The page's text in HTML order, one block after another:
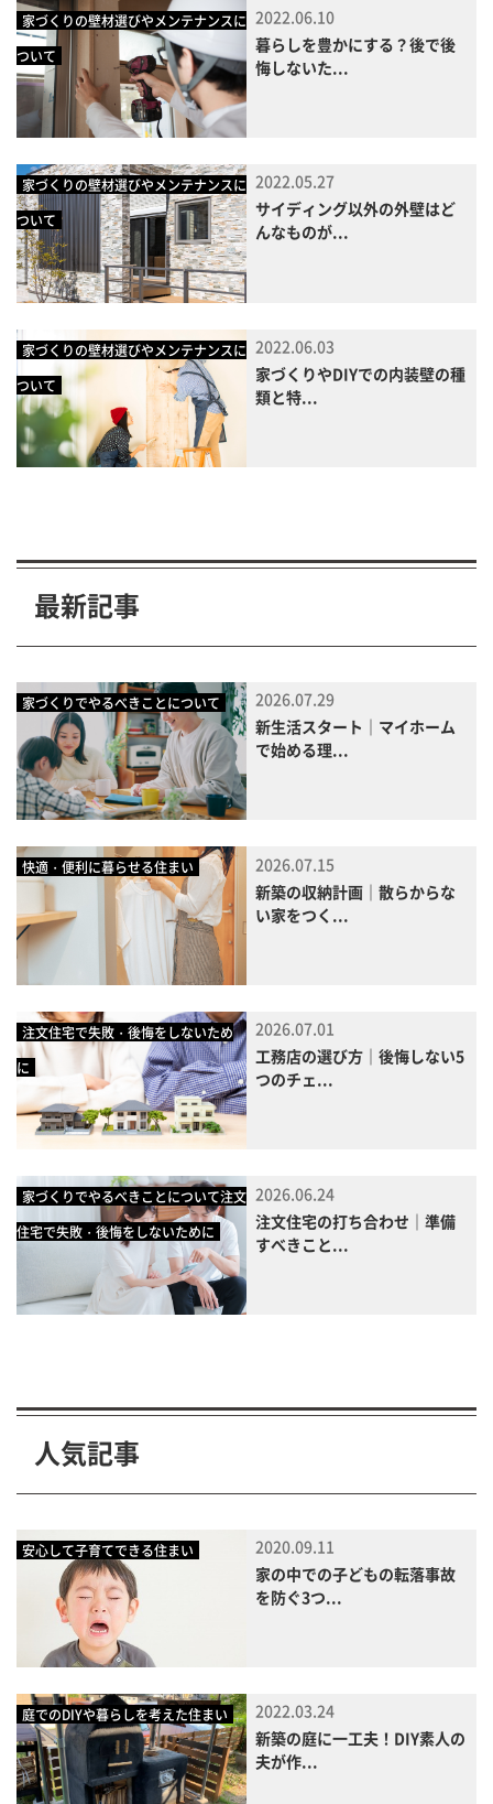
家づくりの壁材選びやメンテナンスに
ついて
2022.06.10
暮らしを豊かにする？後で後
悔しないた...
家づくりの壁材選びやメンテナンスに
ついて
2022.05.27
サイディング以外の外壁はど
んなものが...
家づくりの壁材選びやメンテナンスに
ついて
2022.06.03
家づくりやDIYでの内装壁の種
類と特...
最新記事
家づくりでやるべきことについて
2026.07.29
新生活スタート｜マイホーム
で始める理...
快適・便利に暮らせる住まい
2026.07.15
新築の収納計画｜散らからな
い家をつく...
注文住宅で失敗・後悔をしないため
に
2026.07.01
工務店の選び方｜後悔しない5
つのチェ...
家づくりでやるべきことについて注文
住宅で失敗・後悔をしないために
2026.06.24
注文住宅の打ち合わせ｜準備
すべきこと...
人気記事
安心して子育てできる住まい
2020.09.11
家の中での子どもの転落事故
を防ぐ3つ...
庭でのDIYや暮らしを考えた住まい
2022.03.24
新築の庭に一工夫！DIY素人の
夫が作...